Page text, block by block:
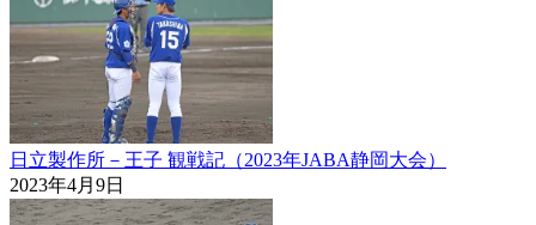
日立製作所－王子 観戦記（2023年JABA静岡大会）
2023年4月9日